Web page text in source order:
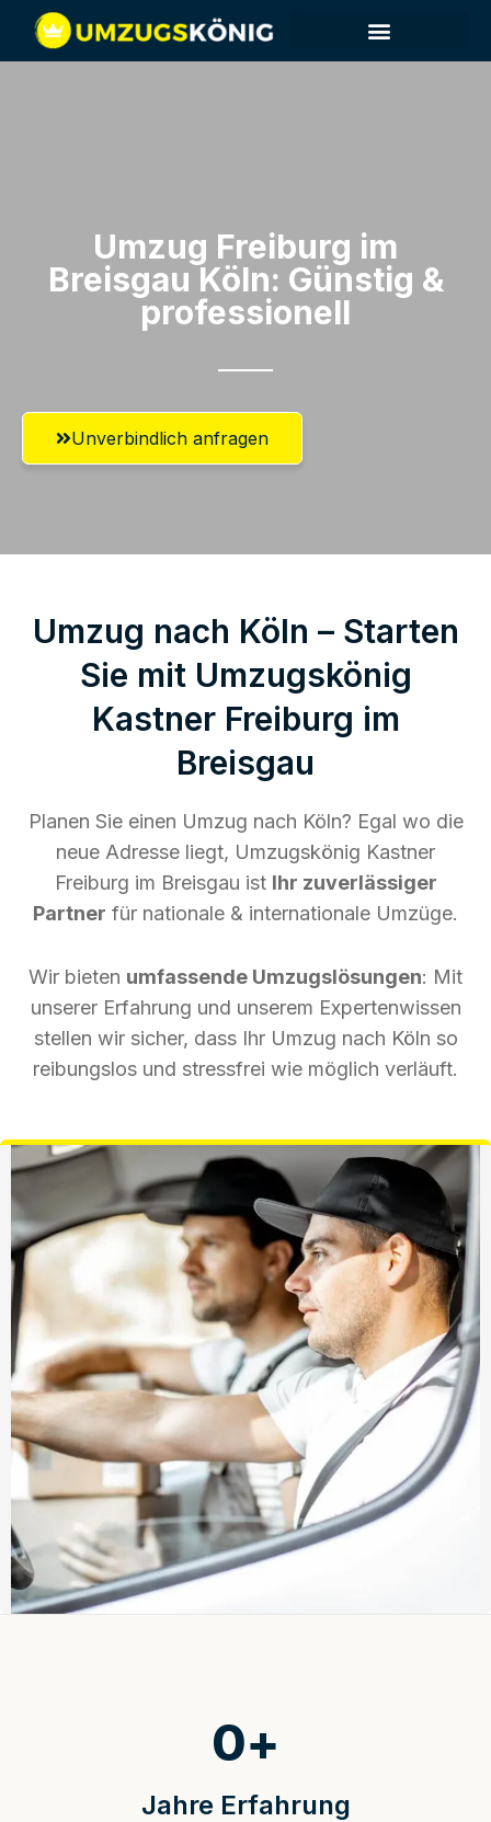
Umzug Freiburg im
Breisgau​ Köln: Günstig &
professionell​
Unverbindlich anfragen
Umzug nach Köln – Starten
Sie mit Umzugskönig
Kastner Freiburg im
Breisgau
Planen Sie einen Umzug nach Köln? Egal wo die
neue Adresse liegt, Umzugskönig Kastner
Freiburg im Breisgau ist Ihr zuverlässiger
Partner für nationale & internationale Umzüge.
Wir bieten umfassende Umzugslösungen: Mit
unserer Erfahrung und unserem Expertenwissen
stellen wir sicher, dass Ihr Umzug nach Köln so
reibungslos und stressfrei wie möglich verläuft.
Jahre Erfahrung
0+